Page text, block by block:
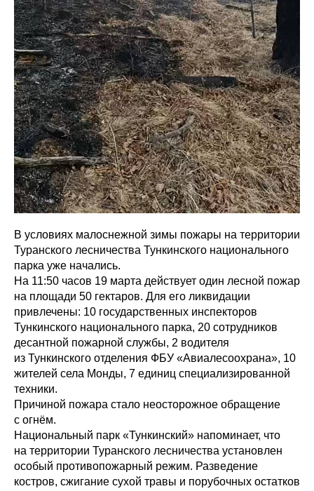
В условиях малоснежной зимы пожары на территории
Туранского лесничества Тункинского национального
парка уже начались.
На 11:50 часов 19 марта действует один лесной пожар
на площади 50 гектаров. Для его ликвидации
привлечены: 10 государственных инспекторов
Тункинского национального парка, 20 сотрудников
десантной пожарной службы, 2 водителя
из Тункинского отделения ФБУ «Авиалесоохрана», 10
жителей села Монды, 7 единиц специализированной
техники.
Причиной пожара стало неосторожное обращение
с огнём.
Национальный парк «Тункинский» напоминает, что
на территории Туранского лесничества установлен
особый противопожарный режим. Разведение
костров, сжигание сухой травы и порубочных остатков